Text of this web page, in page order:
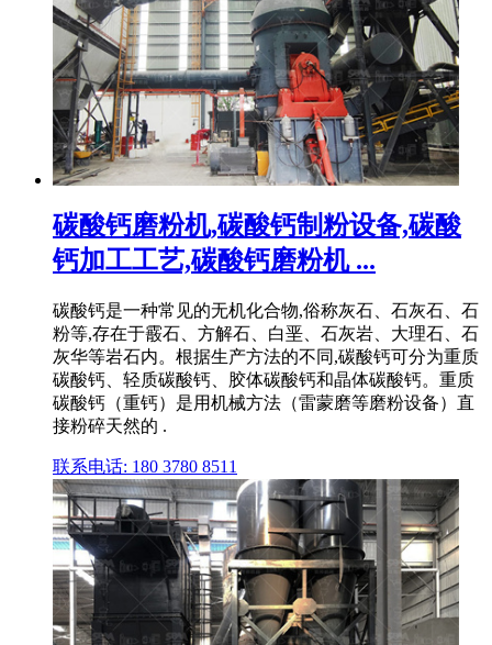
碳酸钙磨粉机,碳酸钙制粉设备,碳酸
钙加工工艺,碳酸钙磨粉机 ...
碳酸钙是一种常见的无机化合物,俗称灰石、石灰石、石
粉等,存在于霰石、方解石、白垩、石灰岩、大理石、石
灰华等岩石内。根据生产方法的不同,碳酸钙可分为重质
碳酸钙、轻质碳酸钙、胶体碳酸钙和晶体碳酸钙。重质
碳酸钙（重钙）是用机械方法（雷蒙磨等磨粉设备）直
接粉碎天然的 .
联系电话: 180 3780 8511